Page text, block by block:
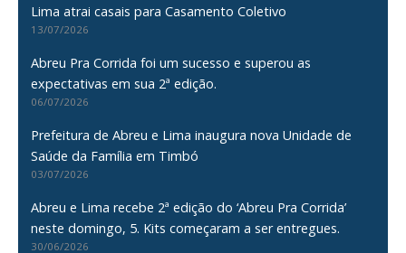
Lima atrai casais para Casamento Coletivo
13/07/2026
Abreu Pra Corrida foi um sucesso e superou as
expectativas em sua 2ª edição.
06/07/2026
Prefeitura de Abreu e Lima inaugura nova Unidade de
Saúde da Família em Timbó
03/07/2026
Abreu e Lima recebe 2ª edição do ‘Abreu Pra Corrida’
neste domingo, 5. Kits começaram a ser entregues.
30/06/2026